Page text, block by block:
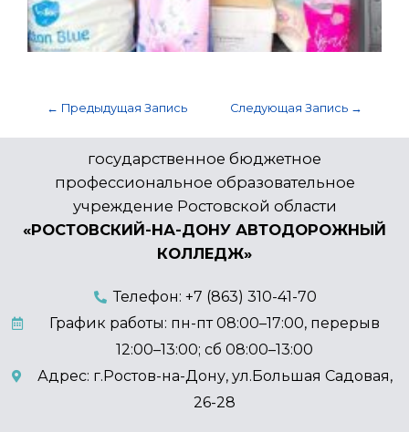
← Предыдущая Запись Следующая Запись →
государственное бюджетное
профессиональное образовательное
учреждение Ростовской области
«РОСТОВСКИЙ-НА-ДОНУ АВТОДОРОЖНЫЙ
КОЛЛЕДЖ»
Телефон: +7 (863) 310-41-70
График работы: пн-пт 08:00–17:00, перерыв
12:00–13:00; сб 08:00–13:00
Адрес: г.Ростов-на-Дону, ул.Большая Садовая,
26-28